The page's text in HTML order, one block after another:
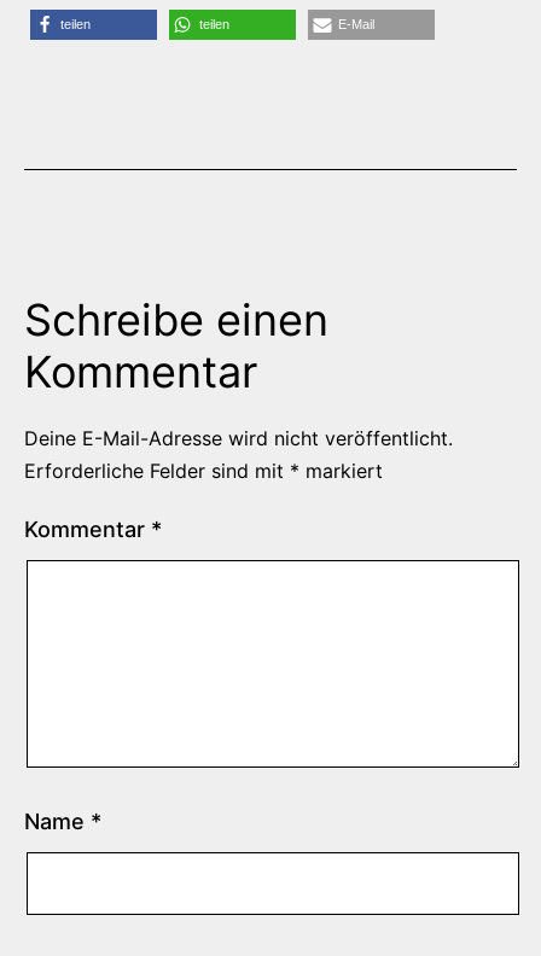
teilen teilen E-Mail
Schreibe einen
Kommentar
Deine E-Mail-Adresse wird nicht veröffentlicht.
Erforderliche Felder sind mit * markiert
Kommentar *
Name *